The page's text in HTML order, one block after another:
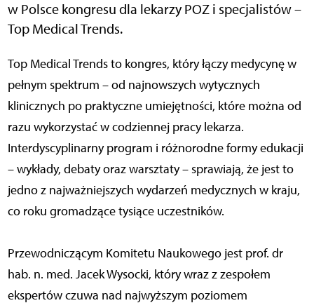
w Polsce kongresu dla lekarzy POZ i specjalistów –
Top Medical Trends.
Top Medical Trends to kongres, który łączy medycynę w
pełnym spektrum – od najnowszych wytycznych
klinicznych po praktyczne umiejętności, które można od
razu wykorzystać w codziennej pracy lekarza.
Interdyscyplinarny program i różnorodne formy edukacji
– wykłady, debaty oraz warsztaty – sprawiają, że jest to
jedno z najważniejszych wydarzeń medycznych w kraju,
co roku gromadzące tysiące uczestników.
Przewodniczącym Komitetu Naukowego jest prof. dr
hab. n. med. Jacek Wysocki, który wraz z zespołem
ekspertów czuwa nad najwyższym poziomem